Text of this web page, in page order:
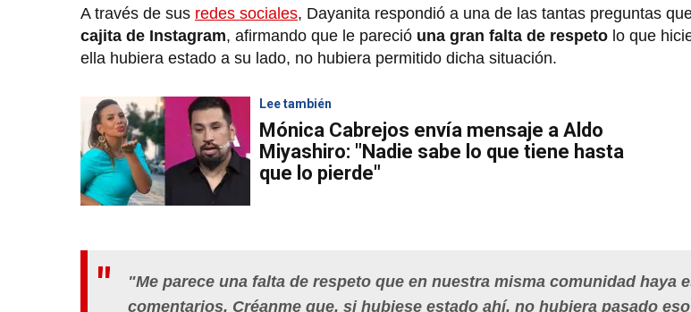
A través de sus redes sociales, Dayanita respondió a una de las tantas preguntas
cajita de Instagram, afirmando que le pareció una gran falta de respeto lo que
ella hubiera estado a su lado, no hubiera permitido dicha situación.
Lee también
Mónica Cabrejos envía mensaje a Aldo
Miyashiro: "Nadie sabe lo que tiene hasta
que lo pierde"
"Me parece una falta de respeto que en nuestra misma comunidad haya
comentarios. Créanme que, si hubiese estado ahí, no hubiera pasado